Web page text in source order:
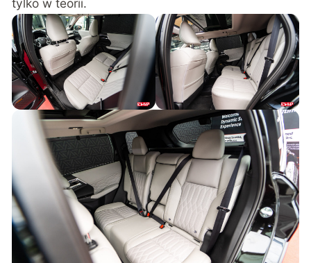
tylko w teorii.